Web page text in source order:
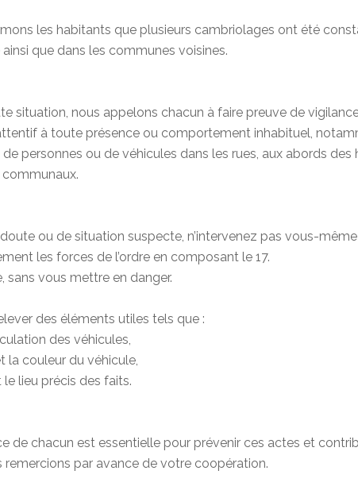
les habitants que plusieurs cambriolages ont été
que dans les communes voisines.
situation, nous appelons chacun à faire preuve de
à toute présence ou comportement inhabituel,
personnes ou de véhicules dans les rues, aux abords des
ou de situation suspecte, n’intervenez pas vous-
les forces de l’ordre en composant le 17.
sans vous mettre en danger.
des éléments utiles tels que :
des véhicules,
la couleur du véhicule,
le lieu précis des faits.
de chacun est essentielle pour prévenir ces actes et
remercions par avance de votre coopération.